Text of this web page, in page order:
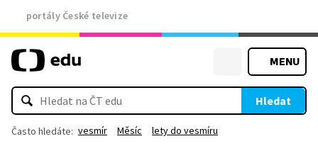
portály České televize
MENU
Hledat
Často hledáte: vesmír Měsíc lety do vesmíru